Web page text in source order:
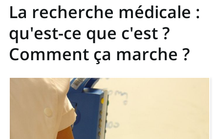
La recherche médicale :
qu'est-ce que c'est ?
Comment ça marche ?